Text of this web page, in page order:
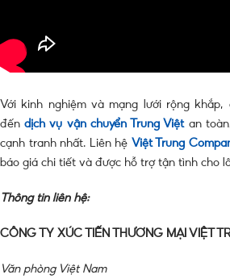
Với kinh nghiệm và mạng lưới rộng
đếndịch vụ vận chuyển Trung Việtan
cạnh tranh nhất. Liên hệ Việt Trung
báo giá chi tiết và được hỗ trợ tận tình cho
Thông tin liên hệ:
CÔNG TY XÚC TIẾN THƯƠNG MẠI VIỆT
Văn phòng Việt Nam